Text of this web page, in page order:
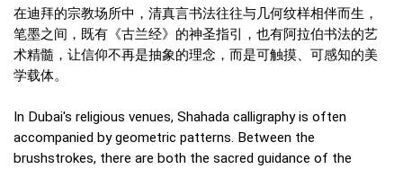
在迪拜的宗教场所中，清真言书法往往与几何纹样相伴而生，
笔墨之间，既有《古兰经》的神圣指引，也有阿拉伯书法的艺
术精髓，让信仰不再是抽象的理念，而是可触摸、可感知的美
学载体。
In Dubai's religious venues, Shahada calligraphy is often
accompanied by geometric patterns. Between the
brushstrokes, there are both the sacred guidance of the